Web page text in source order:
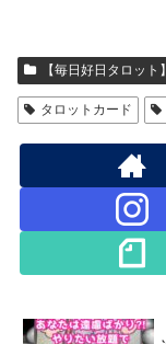
【毎日好日タロット
タロットカード